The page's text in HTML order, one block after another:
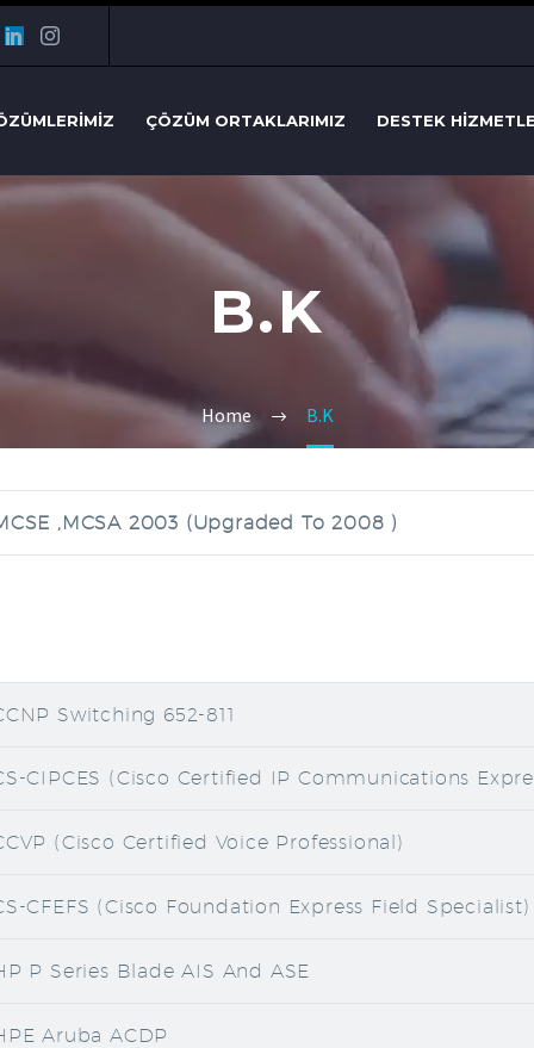
ÇÖZÜM ORTAKLARIMIZ DESTEK
B.K
Home B.K
,MCSA 2003 (upgraded To 2008 )
Switching 652-811
CIPCES (Cisco Certified IP Communications
(Cisco Certified Voice Professional)
CFEFS (Cisco Foundation Express Field Specialist)
P Series Blade AIS And ASE
Aruba ACDP